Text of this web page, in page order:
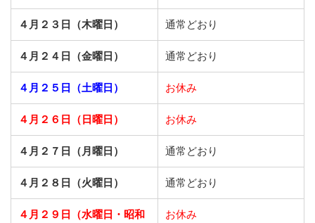
４月２３日（木曜日） 通常どおり
４月２４日（金曜日） 通常どおり
４月２５日（土曜日） お休み
４月２６日（日曜日） お休み
４月２７日（月曜日） 通常どおり
４月２８日（火曜日） 通常どおり
４月２９日（水曜日・昭和
お休み